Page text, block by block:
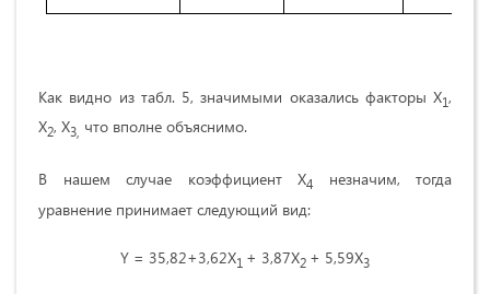
Как видно из табл. 5, значимыми оказались факторы Х1,
Х2, Х3, что вполне объяснимо.
В нашем случае коэффициент X4 незначим, тогда
уравнение принимает следующий вид:
Y = 35,82+3,62X1 + 3,87X2 + 5,59X3